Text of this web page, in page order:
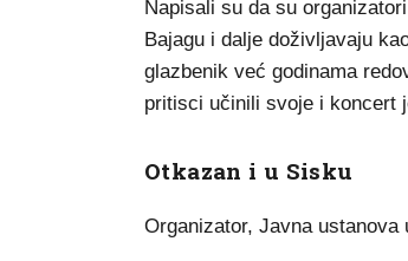
Napisali su da su
Bajagu i dalje doživljavaju
glazbenik već godinama
pritisci učinili svoje i koncert
Otkazan i u Sisku
Organizator, Javna